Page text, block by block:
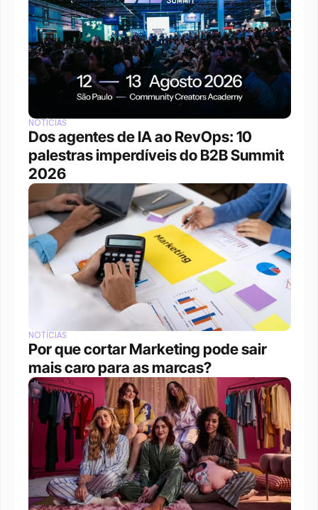
NOTÍCIAS
Dos agentes de IA ao RevOps: 10
palestras imperdíveis do B2B Summit
2026
NOTÍCIAS
Por que cortar Marketing pode sair
mais caro para as marcas?